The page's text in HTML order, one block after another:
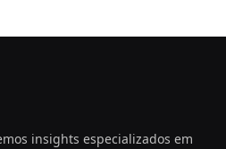
insights especializados em